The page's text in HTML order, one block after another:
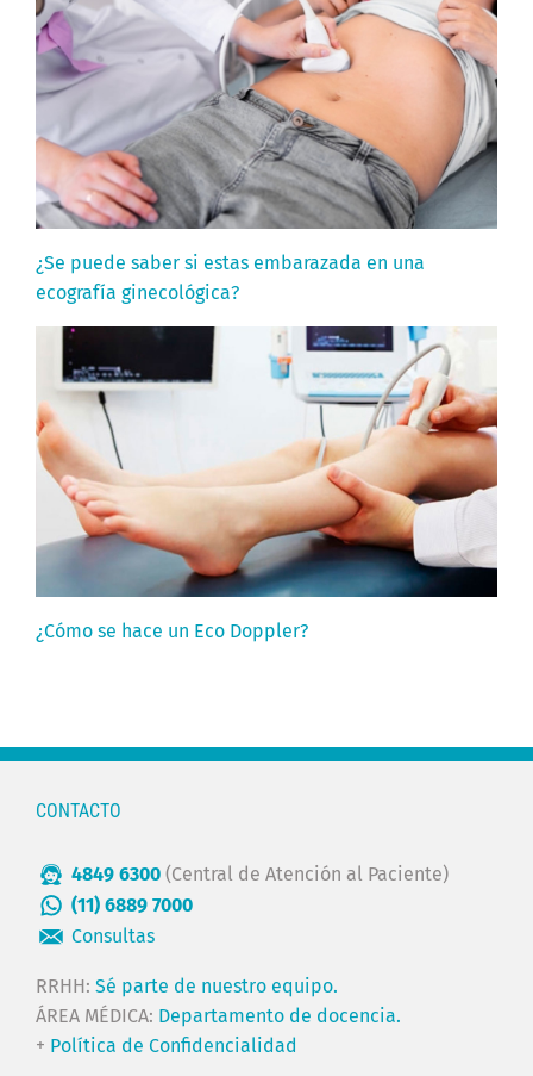
¿Se puede saber si estas embarazada en una
ecografía ginecológica?
¿Cómo se hace un Eco Doppler?
CONTACTO
4849 6300 (Central de Atención al Paciente)
(11) 6889 7000
Consultas
RRHH: Sé parte de nuestro equipo.
ÁREA MÉDICA: Departamento de docencia.
+ Política de Confidencialidad